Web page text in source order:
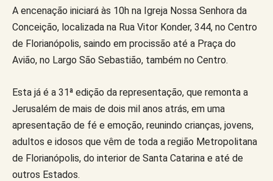
A encenação iniciará às 10h na Igreja Nossa Senhora da
Conceição, localizada na Rua Vitor Konder, 344, no Centro
de Florianópolis, saindo em procissão até a Praça do
Avião, no Largo São Sebastião, também no Centro.
Esta já é a 31ª edição da representação, que remonta a
Jerusalém de mais de dois mil anos atrás, em uma
apresentação de fé e emoção, reunindo crianças, jovens,
adultos e idosos que vêm de toda a região Metropolitana
de Florianópolis, do interior de Santa Catarina e até de
outros Estados.